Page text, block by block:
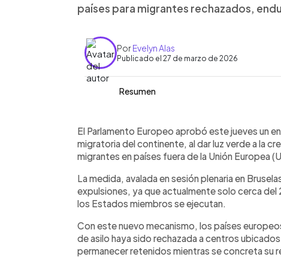
países para migrantes rechazados,
PorEvelyn Alas
Publicado el 27 de marzo de 2026
Resumen
Escuchar artículo
El Parlamento Europeo aprobó la
países fuera de la Unión Europea para
haya sido rechazada. La medida busca
los migrantes mientras se concreta su
severas, como detenciones y
el reconocimiento mutuo de expulsiones
preocupación en organizaciones de
El Parlamento Europeo aprobó este jueves un
migratoria del continente, al dar luz verde a la
migrantes en países fuera de la Unión Europea
La medida, avalada en sesión plenaria en
expulsiones, ya que actualmente solo cerca
los Estados miembros se ejecutan.
Con este nuevo mecanismo, los países
de asilo haya sido rechazada a centros
permanecer retenidos mientras se concreta su